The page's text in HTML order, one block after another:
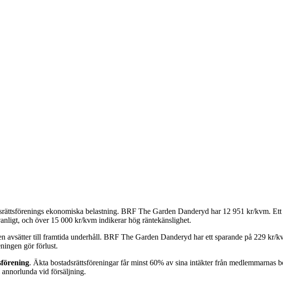
ekonomiska belastning. BRF The Garden Danderyd har 12 951 kr/kvm. Ett
och över 15 000 kr/kvm indikerar hög räntekänslighet.
avsätter till framtida underhåll. BRF The Garden Danderyd har ett sparande på 229 kr/
gör förlust.
. Äkta bostadsrättsföreningar får minst 60% av sina intäkter från medlemmarnas
annorlunda vid försäljning.